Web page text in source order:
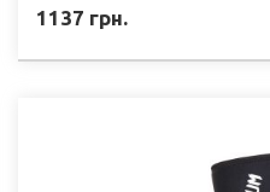
1137 грн.